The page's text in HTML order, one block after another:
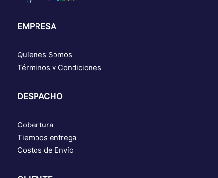
EMPRESA
Quienes Somos
Términos y Condiciones
DESPACHO
Cobertura
Tiempos entrega
Costos de Envío